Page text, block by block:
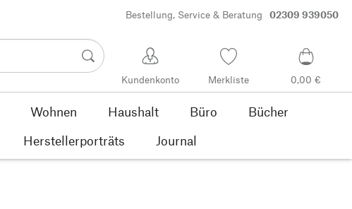
Bestellung, Service & Beratung 02309 939050
Kundenkonto Merkliste 0,00 €
Wohnen Haushalt Büro
Bücher
Herstellerporträts Journal